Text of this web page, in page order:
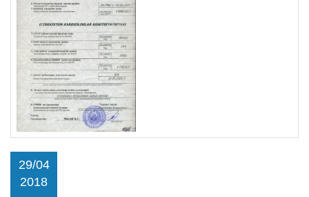
29/04
2018